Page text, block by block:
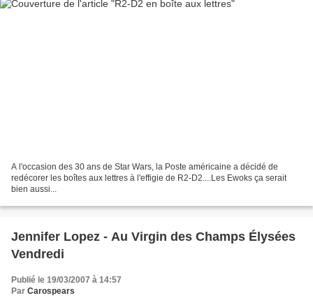
A l'occasion des 30 ans de Star Wars, la Poste américaine a décidé de
redécorer les boîtes aux lettres à l'effigie de R2-D2....Les Ewoks ça serait
bien aussi...
Jennifer Lopez - Au Virgin des Champs Élysées
Vendredi
Publié le 19/03/2007 à 14:57
Par Carospears